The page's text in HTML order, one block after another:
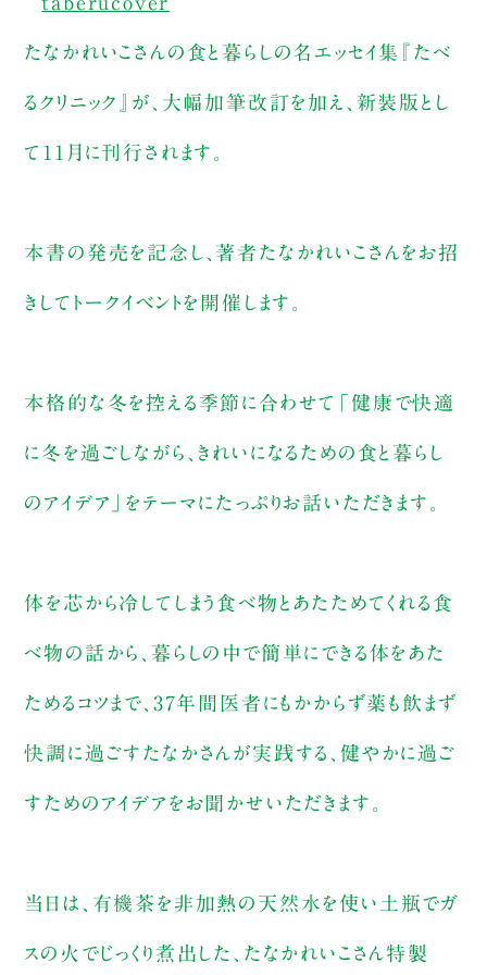
たなかれいこさんの食と暮らしの名エッセイ集『たべ
るクリニック』が、大幅加筆改訂を加え、新装版とし
て11月に刊行されます。
本書の発売を記念し、著者たなかれいこさんをお招
きしてトークイベントを開催します。
本格的な冬を控える季節に合わせて「健康で快適
に冬を過ごしながら、きれいになるための食と暮らし
のアイデア」をテーマにたっぷりお話いただきます。
体を芯から冷してしまう食べ物とあたためてくれる食
べ物の話から、暮らしの中で簡単にできる体をあた
ためるコツまで、37年間医者にもかからず薬も飲まず
快調に過ごすたなかさんが実践する、健やかに過ご
すためのアイデアをお聞かせいただきます。
当日は、有機茶を非加熱の天然水を使い土瓶でガ
スの火でじっくり煮出した、たなかれいこさん特製